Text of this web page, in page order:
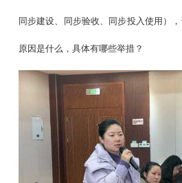
同步建设、同步验收、同步投入使用）
原因是什么，具体有哪些举措？